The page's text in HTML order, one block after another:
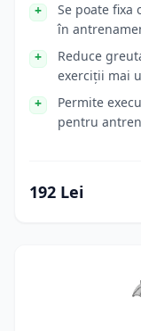
Se poate
în
Reduce
exerciții mai
Permite
pentru
192 Lei